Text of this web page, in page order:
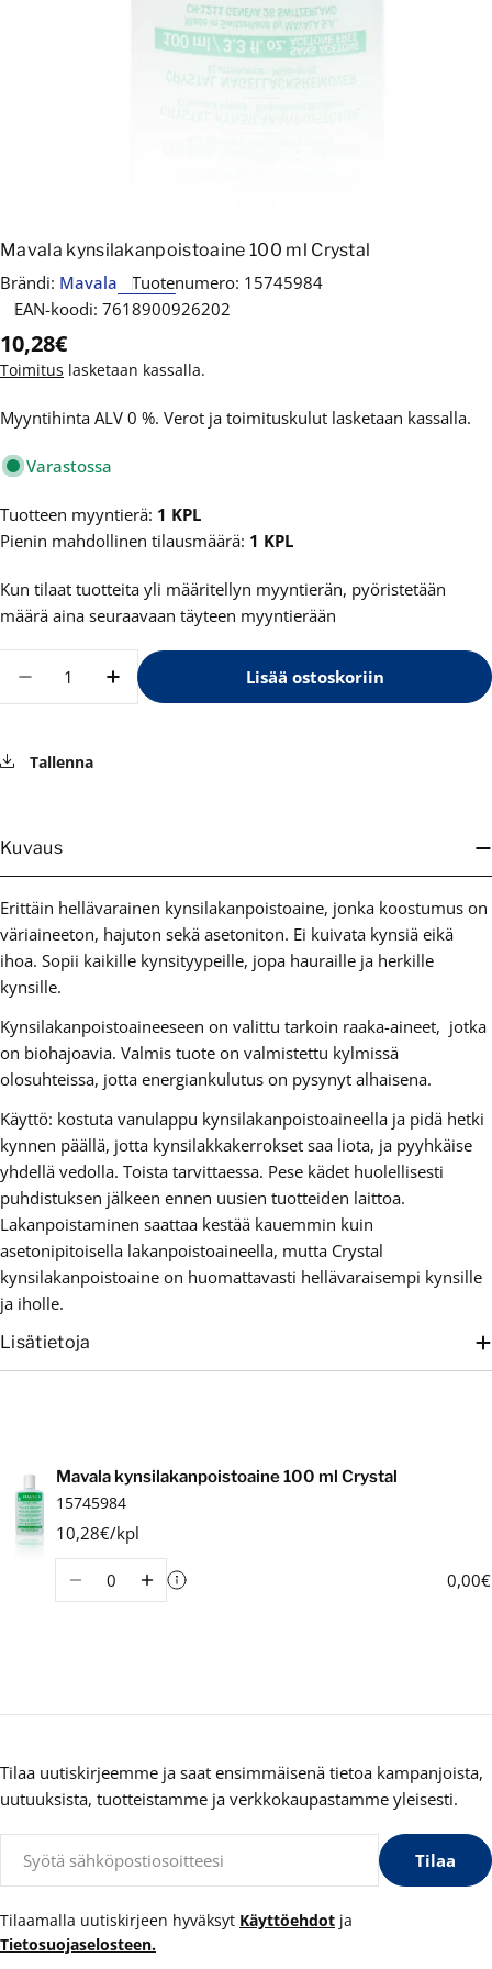
Mavala kynsilakanpoistoaine 100 ml Crystal
Brändi: Mavala Tuotenumero: 15745984
EAN-koodi: 7618900926202
Normaalihinta
10,28€
Toimitus lasketaan kassalla.
Myyntihinta ALV 0 %. Verot ja toimituskulut lasketaan kassalla.
Varastossa
Tuotteen myyntierä: 1 KPL
Pienin mahdollinen tilausmäärä: 1 KPL
Kun tilaat tuotteita yli määritellyn myyntierän, pyöristetään
määrä aina seuraavaan täyteen myyntierään
Vähennä määrää tuotteelle Mavala
Lisää määrää tuotteelle Mavala
Lisää ostoskoriin
Tallenna
Kuvaus
Erittäin hellävarainen kynsilakanpoistoaine, jonka koostumus on
väriaineeton, hajuton sekä asetoniton. Ei kuivata kynsiä eikä
ihoa. Sopii kaikille kynsityypeille, jopa hauraille ja herkille
kynsille.
Kynsilakanpoistoaineeseen on valittu tarkoin raaka-aineet, jotka
on biohajoavia. Valmis tuote on valmistettu kylmissä
olosuhteissa, jotta energiankulutus on pysynyt alhaisena.
Käyttö: kostuta vanulappu kynsilakanpoistoaineella ja pidä hetki
kynnen päällä, jotta kynsilakkakerrokset saa liota, ja pyyhkäise
yhdellä vedolla. Toista tarvittaessa. Pese kädet huolellisesti
puhdistuksen jälkeen ennen uusien tuotteiden laittoa.
Lakanpoistaminen saattaa kestää kauemmin kuin
asetonipitoisella lakanpoistoaineella, mutta Crystal
kynsilakanpoistoaine on huomattavasti hellävaraisempi kynsille
ja iholle.
Lisätietoja
OstoskoriMavala kynsilakanpoistoaine 100 ml Crystal
15745984
10,28€/kpl
0,00€
Tilaa uutiskirjeemme ja saat ensimmäisenä tietoa kampanjoista,
uutuuksista, tuotteistamme ja verkkokaupastamme yleisesti.
Tilaa
Tilaamalla uutiskirjeen hyväksyt Käyttöehdot ja
Tietosuojaselosteen.